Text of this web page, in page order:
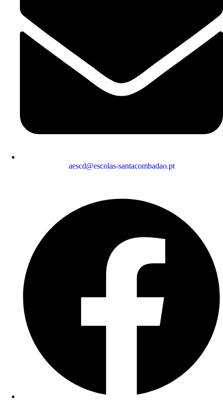
aescd@escolas-santacombadao.pt